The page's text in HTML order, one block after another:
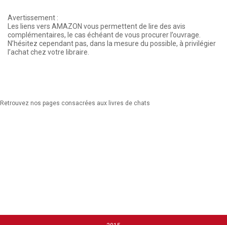
Avertissement :
Les liens vers AMAZON vous permettent de lire des avis
complémentaires, le cas échéant de vous procurer l’ouvrage.
N’hésitez cependant pas, dans la mesure du possible, à privilégier
l’achat chez votre libraire.
Retrouvez nos pages consacrées aux livres de chats